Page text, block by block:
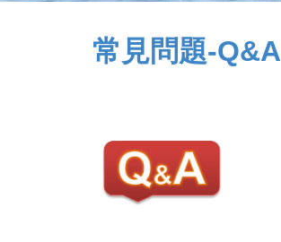
常見問題-Q&A